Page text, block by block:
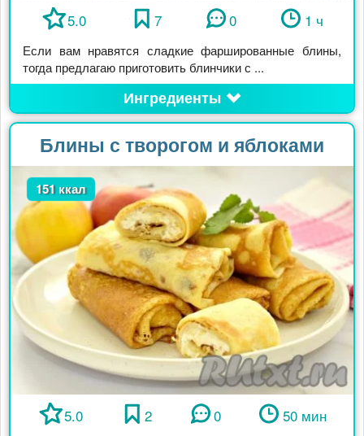
5.0 7 0 1 ч
Если вам нравятся сладкие фаршированные блины,
тогда предлагаю приготовить блинчики с ...
Ингредиенты
Блины с творогом и яблоками
151 ккал
5.0 2 0 50 мин